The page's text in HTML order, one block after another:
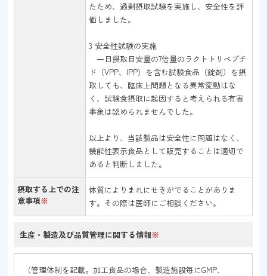
たため、過剰摂取試験を実施し、安全性を評
価しました。
3 安全性試験の実施
一日摂取目安量の7倍量のラクトトリペプチ
ド（VPP、IPP）を含む試験食品（錠剤）を摂
取しても、臨床上問題となる異常変動はな
く、試験食摂取に起因すると考えられる有害
事象は認められませんでした。
以上より、当該製品は安全性に問題はなく、
機能性表示食品として販売することは適切で
あると判断しました。
摂取する上での注
意事項※
体質によりまれにせきがでることがありま
す。その際は医師にご相談ください。
生産・製造及び品質管理に関する情報※
（管理体制を記載。加工食品の場合、製造施設毎にGMP、